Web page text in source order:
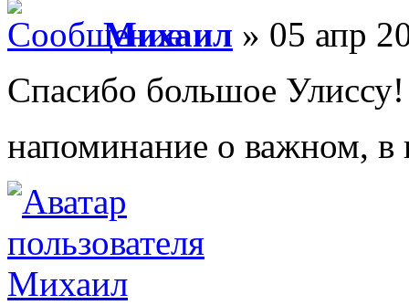
Михаил » 05 апр
Спасибо большое
напоминание о важном,
Михаил